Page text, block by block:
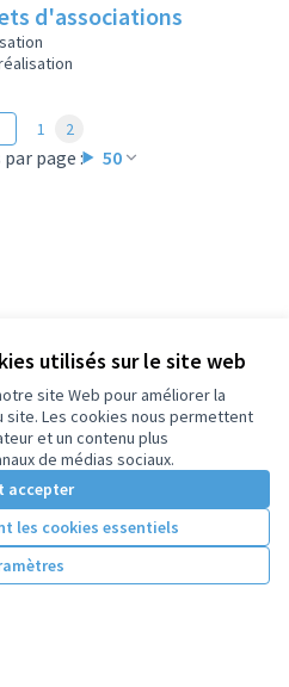
utilisés sur le site web
site Web pour améliorer la
Les cookies nous permettent
et un contenu plus
de médias sociaux.
accepter
les cookies essentiels
d'associations
page : 50
1 2